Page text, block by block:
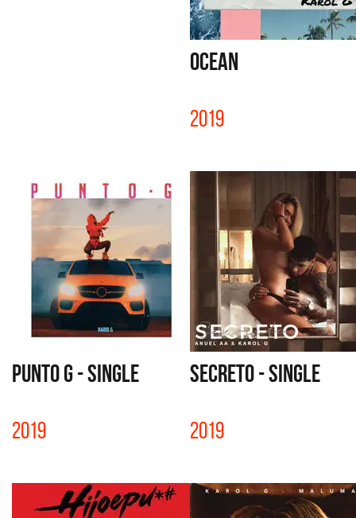
OCEAN
2019
PUNTO G - SINGLE
2019
SECRETO - SINGLE
2019